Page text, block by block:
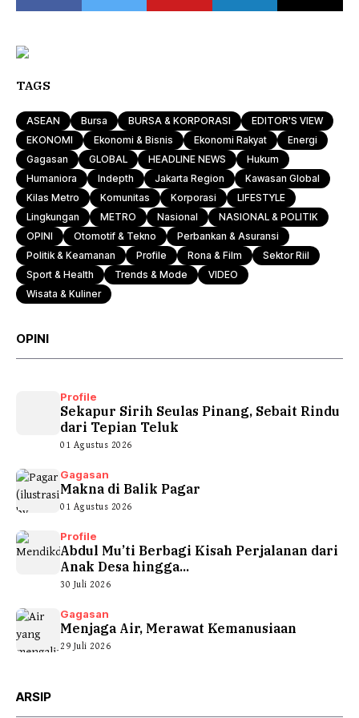
TAGS
ASEAN Bursa BURSA & KORPORASI
EDITOR'S VIEW
EKONOMI
Ekonomi & Bisnis Ekonomi Rakyat
Energi
Gagasan
GLOBAL HEADLINE NEWS
Hukum
Humaniora
Indepth Jakarta Region
Kawasan Global
Kilas Metro
Komunitas Korporasi
LIFESTYLE
Lingkungan
METRO Nasional
NASIONAL & POLITIK
OPINI
Otomotif & Tekno
Perbankan & Asuransi
Politik & Keamanan
Profile Rona & Film
Sektor Riil
Sport & Health
Trends & Mode
VIDEO
Wisata & Kuliner
OPINI
Profile
Sekapur Sirih Seulas Pinang, Sebait Rindu
dari Tepian Teluk
01 Agustus 2026
Gagasan
Makna di Balik Pagar
01 Agustus 2026
Profile
Abdul Mu’ti Berbagi Kisah Perjalanan dari
Anak Desa hingga...
30 Juli 2026
Gagasan
Menjaga Air, Merawat Kemanusiaan
29 Juli 2026
ARSIP